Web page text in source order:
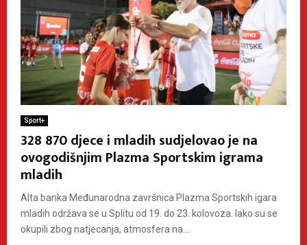
Sport+
328 870 djece i mladih sudjelovao je na
ovogodišnjim Plazma Sportskim igrama
mladih
Alta banka Međunarodna završnica Plazma Sportskih igara
mladih održava se u Splitu od 19. do 23. kolovoza. Iako su se
okupili zbog natjecanja, atmosfera na...